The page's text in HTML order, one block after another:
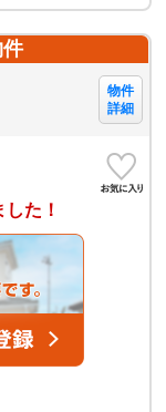
物件
詳細
た！